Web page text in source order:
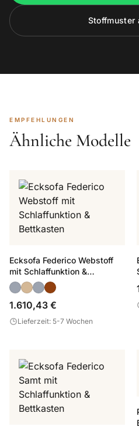
Stoffmuster
EMPFEHLUNGEN
Ähnliche Modelle
Ecksofa Federico Webstoff
mit Schlaffunktion &
Bettkasten
1.610,43 €
Lieferzeit: 5-7 Wochen